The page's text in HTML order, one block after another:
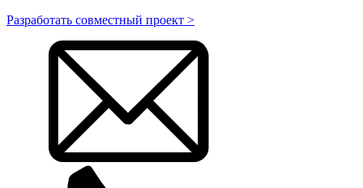
Разработать совместный проект >